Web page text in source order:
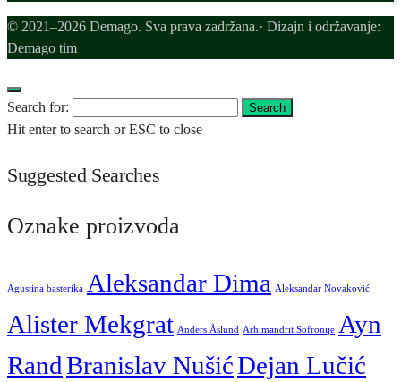
© 2021–2026 Demago. Sva prava zadržana.· Dizajn i održavanje:
Demago tim
Search for: Search
Hit enter to search or ESC to close
Suggested Searches
Oznake proizvoda
Agustina basterika Aleksandar Dima Aleksandar Novaković
Alister Mekgrat Anders Åslund Arhimandrit Sofronije Ayn
RandBranislav NušićDejan Lučić